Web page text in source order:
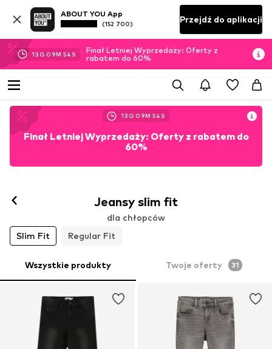
ABOUT YOU App
(152 700) Przejdź do aplikacji
13 G 09M 52 S
Finał Letniej Wyprzedaży: Oferty z
rabatem do 60%
13 G 09M 52 S
Finał Letniej Wyprzedaży: Oferty z rabatem do
60%
Jeansy slim fit
dla chłopców
Slim Fit
Regular Fit
Wszystkie produkty Twoje oferty 31